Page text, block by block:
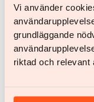
Vi använder
grundläggande
riktad och relevant
This is
Inscríbase